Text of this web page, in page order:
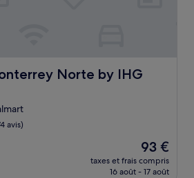
Norte by IHG
Norte by IHG
avis)
Le
nouveau
prix
93 €
taxes et frais compris
16 août - 17 août